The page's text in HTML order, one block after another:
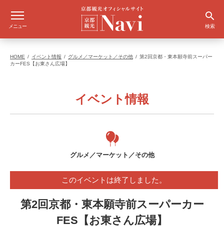
メニュー 検索
HOME イベント情報 グルメ／マーケット／その他
第2回京都・東本願寺前スーパー
カーFES【お東さん広場】
イベント情報
グルメ／マーケット／その他
このイベントは終了しました。
第2回京都・東本願寺前スーパーカー
FES【お東さん広場】